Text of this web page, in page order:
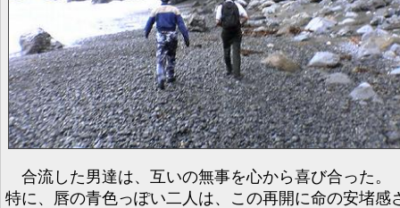
合流した男達は、互いの無事を心から喜び合った。
特に、唇の青色っぽい二人は、この再開に命の安堵感